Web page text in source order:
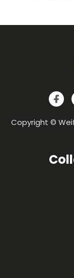
Copyright ©